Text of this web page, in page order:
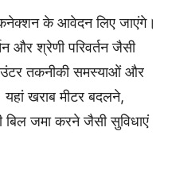
के आवेदन लिए जाएंगे।
और श्रेणी परिवर्तन जैसी
तकनीकी समस्याओं और
यहां खराब मीटर बदलने,
जमा करने जैसी सुविधाएं